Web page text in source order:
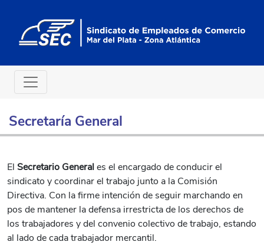
Secretaría General
El Secretario Generales el encargado de conducir el
sindicato y coordinar el trabajo junto a la Comisión
Directiva. Con la firme intención de seguir marchando en
pos de mantener la defensa irrestricta de los derechos de
los trabajadores y del convenio colectivo de trabajo, estando
al lado de cada trabajador mercantil.